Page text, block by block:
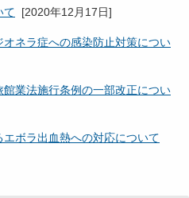
て [2020年12月17日]
ネラ症への感染防止対策につい
業法施行条例の一部改正につい
ボラ出血熱への対応について